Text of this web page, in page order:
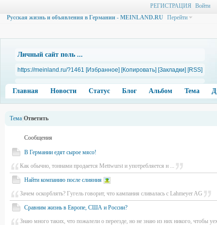
РЕГИСТРАЦИЯ Войти
Русская жизнь и объявления в Германии - MEINLAND.RU Перейти
Личный сайт поль ...
https://meinland.ru/?1461 [Избранное] [Копировать] [Закладки] [RSS]
Главная Новости Статус Блог Альбом Тема
Тема Ответить
Сообщения
В Германии едят сырое мясо!
Как обычно, тоннами продается Mettwurst и употребляется н ...
Найти компанию после слияния
Зачем оскорблять? Гугель говорит, что кампания сливалась с Lahmeyer AG
Сравним жизнь в Европе, США и России?
Знаю много таких, что пожалели о переезде, но не знаю из них никого, чтобы